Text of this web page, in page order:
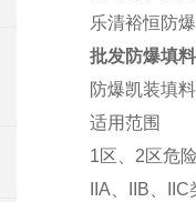
乐清裕恒防
批发防爆填
防爆凯装填
适用范围
1区、2区危
IIA、IIB、